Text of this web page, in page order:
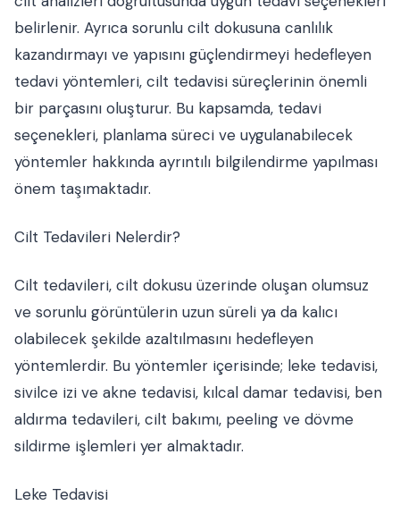
belirlenir. Ayrıca sorunlu cilt dokusuna canlılık
kazandırmayı ve yapısını güçlendirmeyi hedefleyen
tedavi yöntemleri, cilt tedavisi süreçlerinin önemli
bir parçasını oluşturur. Bu kapsamda, tedavi
seçenekleri, planlama süreci ve uygulanabilecek
yöntemler hakkında ayrıntılı bilgilendirme yapılması
önem taşımaktadır.
Cilt Tedavileri Nelerdir?
Cilt tedavileri, cilt dokusu üzerinde oluşan olumsuz
ve sorunlu görüntülerin uzun süreli ya da kalıcı
olabilecek şekilde azaltılmasını hedefleyen
yöntemlerdir. Bu yöntemler içerisinde; leke tedavisi,
sivilce izi ve akne tedavisi, kılcal damar tedavisi, ben
aldırma tedavileri, cilt bakımı, peeling ve dövme
sildirme işlemleri yer almaktadır.
Leke Tedavisi